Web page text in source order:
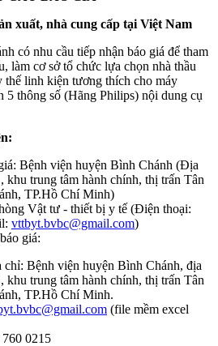
xuất, nhà cung cấp tại Việt Nam
có nhu cầu tiếp nhận báo giá để tham
làm cơ sở tổ chức lựa chọn nhà thầu
thế linh kiện tương thích cho máy
5 thông số (Hãng Philips) nội dung cụ
Bệnh viện huyện Bình Chánh (Địa
khu trung tâm hành chính, thị trấn Tân
TP.Hồ Chí Minh)
Vật tư - thiết bị y tế (Điện thoại:
vttbyt.bvbc@gmail.com)
giá:
chỉ: Bệnh viện huyện Bình Chánh, địa
khu trung tâm hành chính, thị trấn Tân
TP.Hồ Chí Minh.
(file mềm excel
0215